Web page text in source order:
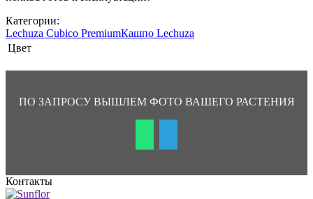
Категории:
Lechuza Cubico PremiumКашпо Lechuza
Цвет
ПО ЗАПРОСУ ВЫШЛЕМ ФОТО ВАШЕГО РАСТЕНИЯ
Контакты